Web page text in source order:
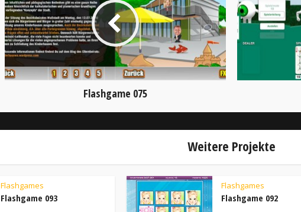
Flashgame 075
Weitere Projekte
Flashgames
Flashgame 093
Flashgames
Flashgame 092